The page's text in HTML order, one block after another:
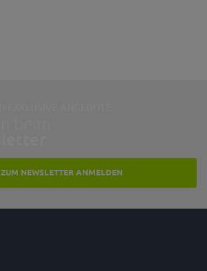
ZUM NEWSLETTER ANMELDEN